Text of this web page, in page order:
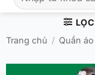
Trang chủ / Quần